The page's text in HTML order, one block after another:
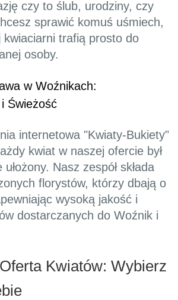
czy to ślub, urodziny, czy
sprawić komuś uśmiech,
kwiaciarni trafią prosto do
osoby.
w Woźnikach:
Świeżość
internetowa "Kwiaty-Bukiety"
kwiat w naszej ofercie był
Nasz zespół składa
florystów, którzy dbają o
wysoką jakość i
dostarczanych do Woźnik i
Kwiatów: Wybierz